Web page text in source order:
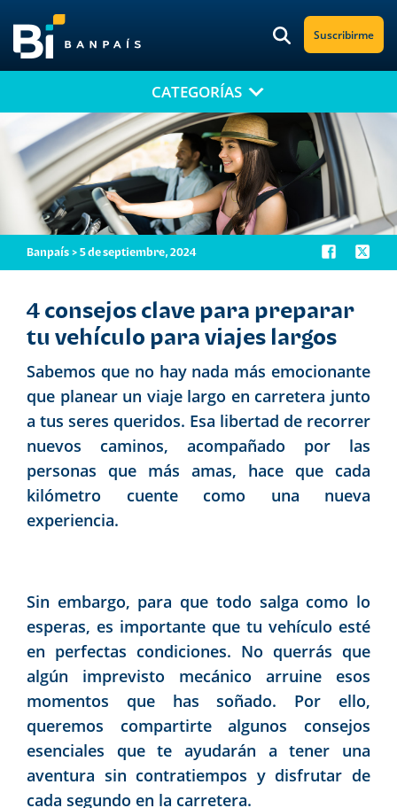
Suscribirme
¡No te pierdas nuestro nuevo contenido!
Suscríbete a nuestro blog y recibe mensualmente en tu correo
electrónico, las noticias más relevantes.
CATEGORÍAS
Banpaís > 5 de septiembre, 2024
4 consejos clave para preparar
tu vehículo para viajes largos
Sabemos que no hay nada más emocionante
que planear un viaje largo en carretera junto
a tus seres queridos. Esa libertad de recorrer
nuevos caminos, acompañado por las
personas que más amas, hace que cada
kilómetro cuente como una nueva
experiencia.
Sin embargo, para que todo salga como lo
esperas, es importante que tu vehículo esté
en perfectas condiciones. No querrás que
algún imprevisto mecánico arruine esos
momentos que has soñado. Por ello,
queremos compartirte algunos consejos
esenciales que te ayudarán a tener una
aventura sin contratiempos y disfrutar de
cada segundo en la carretera.